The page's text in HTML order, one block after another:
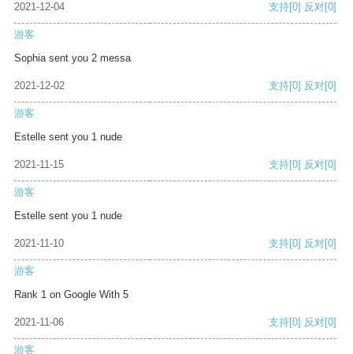
2021-12-04 支持[0] 反对[0]
游客
Sophia sent you 2 messa
2021-12-02 支持[0] 反对[0]
游客
Estelle sent you 1 nude
2021-11-15 支持[0] 反对[0]
游客
Estelle sent you 1 nude
2021-11-10 支持[0] 反对[0]
游客
Rank 1 on Google With 5
2021-11-06 支持[0] 反对[0]
游客